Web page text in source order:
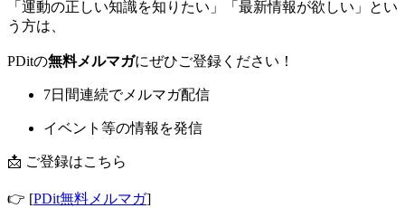
「運動の正しい知識を知りたい」「最新情報が欲しい」とい
う方は、
PDitの無料メルマガにぜひご登録ください！
7日間連続でメルマガ配信
イベント等の情報を発信
📩 ご登録はこちら
👉 [PDit無料メルマガ]